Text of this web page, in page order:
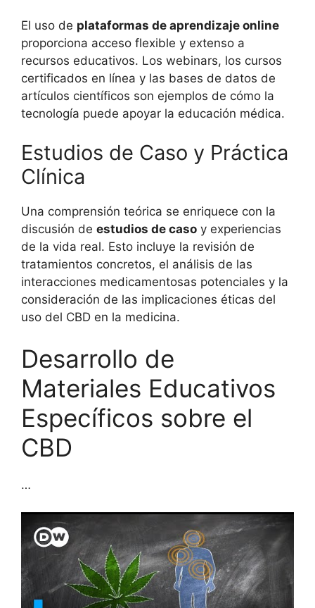
El uso de plataformas de aprendizaje online
proporciona acceso flexible y extenso a
recursos educativos. Los webinars, los cursos
certificados en línea y las bases de datos de
artículos científicos son ejemplos de cómo la
tecnología puede apoyar la educación médica.
Estudios de Caso y Práctica
Clínica
Una comprensión teórica se enriquece con la
discusión de estudios de caso y experiencias
de la vida real. Esto incluye la revisión de
tratamientos concretos, el análisis de las
interacciones medicamentosas potenciales y la
consideración de las implicaciones éticas del
uso del CBD en la medicina.
Desarrollo de
Materiales Educativos
Específicos sobre el
CBD
…